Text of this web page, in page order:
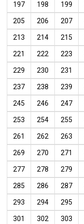
197 198 199
205 206 207
213 214 215
221 222 223
229 230 231
237 238 239
245 246 247
253 254 255
261 262 263
269 270 271
277 278 279
285 286 287
293 294 295
301 302 303